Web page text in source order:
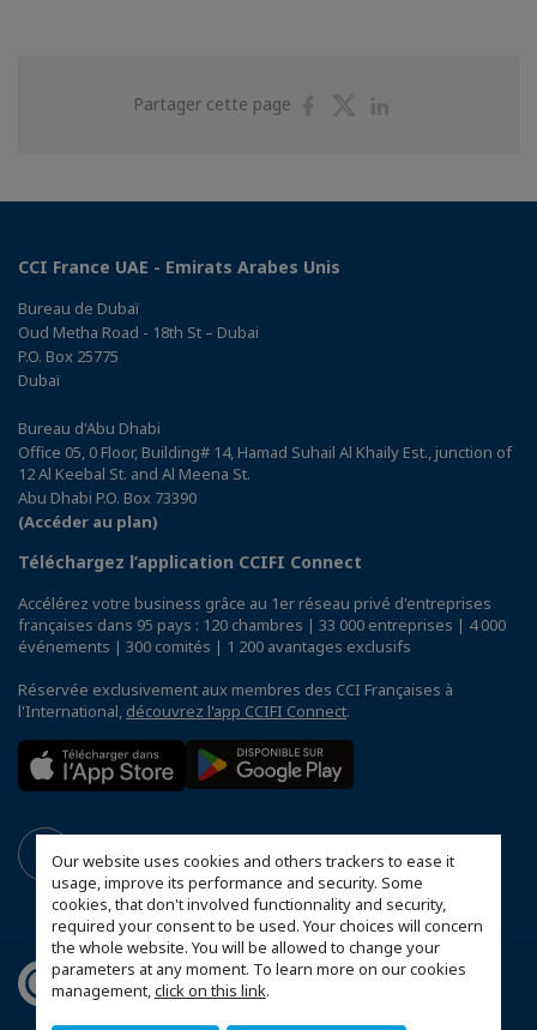
Our website uses cookies and others trackers to ease it
usage, improve its performance and security. Some
cookies, that don't involved functionnality and security,
required your consent to be used. Your choices will concern
the whole website. You will be allowed to change your
parameters at any moment. To learn more on our cookies
management,click on this link.
Partager cette page
PartagerPartager
CCI France UAE - Emirats Arabes Unis
Bureau de Dubaï
Oud Metha Road - 18th St – Dubai
P.O. Box 25775
Dubaï
Bureau d'Abu Dhabi
Office 05, 0 Floor, Building# 14, Hamad Suhail Al Khaily Est., junction of
12 Al Keebal St. and Al Meena St.
Abu Dhabi P.O. Box 73390
(Accéder au plan)
Téléchargez l’application CCIFI Connect
Accélérez votre business grâce au 1er réseau privé d'entreprises
françaises dans 95 pays : 120 chambres | 33 000 entreprises | 4 000
événements | 300 comités | 1 200 avantages exclusifs
Réservée exclusivement aux membres des CCI Françaises à
l'International, découvrez l'app CCIFI Connect.